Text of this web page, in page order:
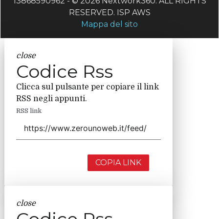
RESERVED. ISP AWS
Mappa del sito
close
Codice Rss
Clicca sul pulsante per copiare il link
RSS negli appunti.
RSS link
COPIA LINK
close